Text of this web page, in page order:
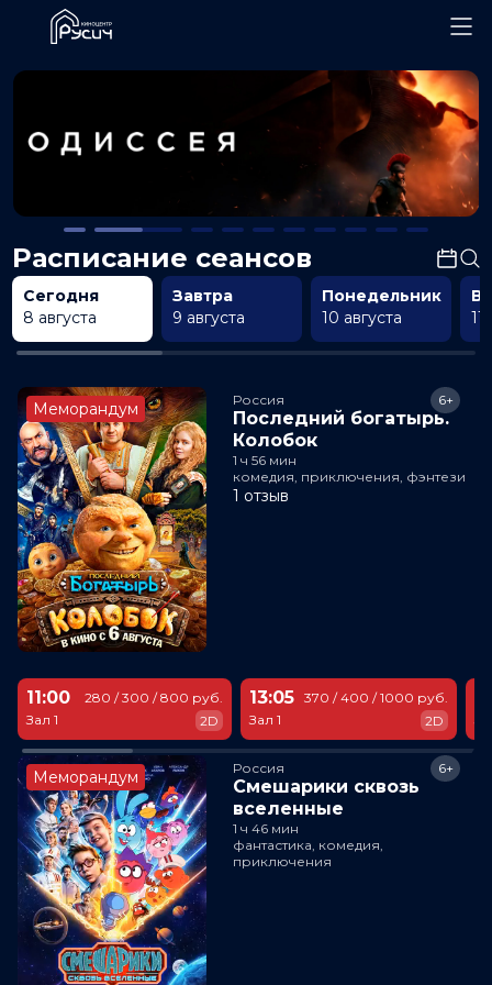
Расписание сеансов
Сегодня
8 августа
Завтра
9 августа
Понедельник
10 августа
11
Меморандум Россия
Последний богатырь.
Колобок
6+
1 ч 56 мин
комедия, приключения, фэнтези
1 отзыв
11:00
Зал 1
280 / 300 / 800 руб.
2D
13:05
Зал 1
370 / 400 / 1000 руб.
2D
Меморандум Россия
Смешарики сквозь
вселенные
6+
1 ч 46 мин
фантастика, комедия,
приключения